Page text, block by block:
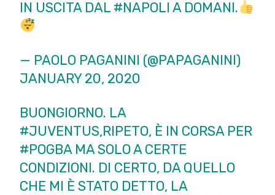
IN USCITA DAL #NAPOLIA DOMANI.
— PAOLO PAGANINI (@PAPAGANINI)
JANUARY 20, 2020
BUONGIORNO. LA
#JUVENTUS,RIPETO, È IN CORSA PER
#POGBAMA SOLO A CERTE
CONDIZIONI. DI CERTO, DA QUELLO
CHE MI È STATO DETTO, LA